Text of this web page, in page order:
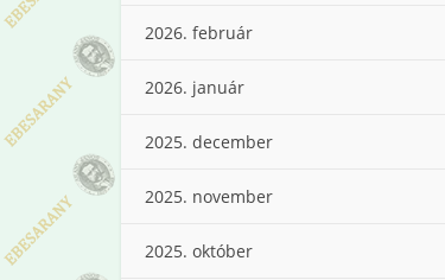
2026. február
2026. január
2025. december
2025. november
2025. október